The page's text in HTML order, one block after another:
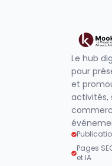
Le hub
pour
et
activités,
Pages
et IA